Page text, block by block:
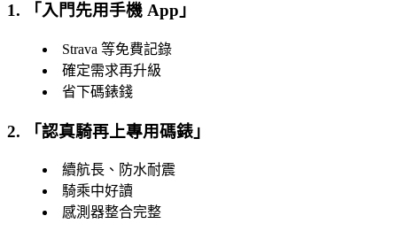
1. 「 入門先用手機 App 」
Strava 等免費記錄
確定需求再升級
省下碼錶錢
2. 「認真騎再上專用碼錶 」
續航長、防水耐震
騎乘中好讀
感測器整合完整